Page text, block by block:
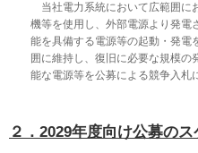
当社電力系統において広範囲に
機等を使用し、外部電源より発電
能を具備する電源等の起動・発電
囲に維持し、復旧に必要な規模
能な電源等を公募による競争入札
２．2029年度向け公募の